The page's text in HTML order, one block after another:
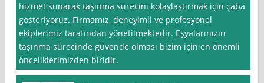
hizmet sunarak taşınma sürecini kolaylaştırmak için çaba
gösteriyoruz. Firmamız, deneyimli ve profesyonel
ekiplerimiz tarafından yönetilmektedir. Eşyalarınızın
taşınma sürecinde güvende olması bizim için en önemli
önceliklerimizden biridir.